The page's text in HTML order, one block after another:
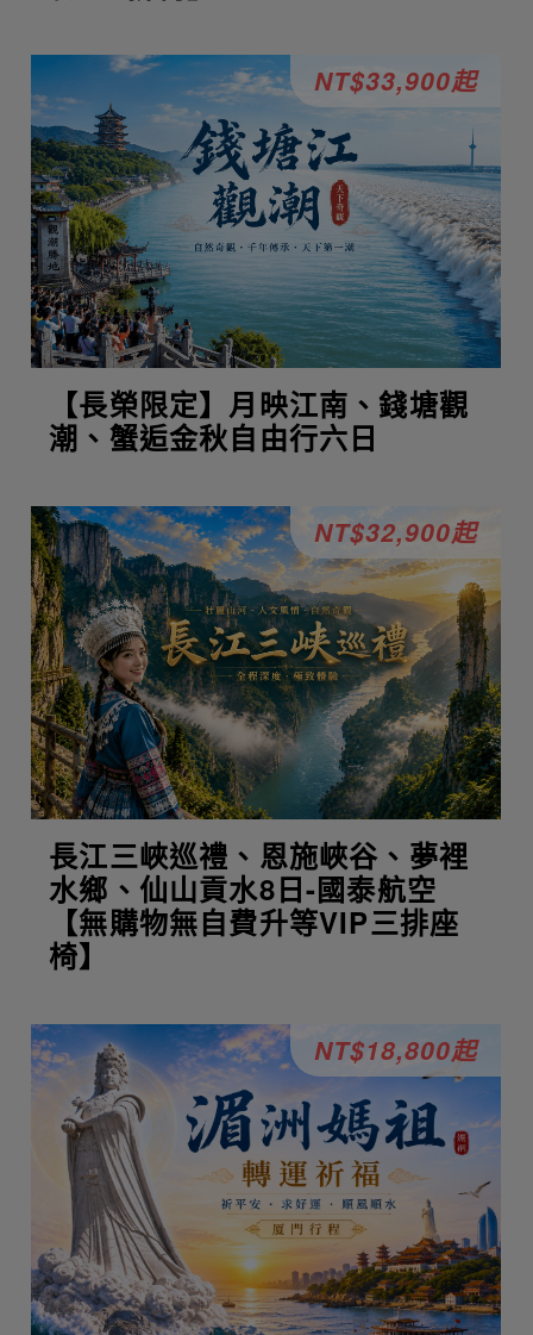
【長榮限定】月映江南、錢塘觀
潮、蟹逅金秋自由行六日
NT$33,900起
長江三峽巡禮、恩施峽谷、夢裡
水鄉、仙山貢水8日-國泰航空
【無購物無自費升等VIP三排座
椅】
NT$32,900起
NT$18,800起